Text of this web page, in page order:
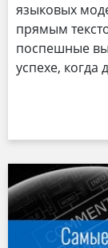
языковых
прямым
поспешные
успехе, когда